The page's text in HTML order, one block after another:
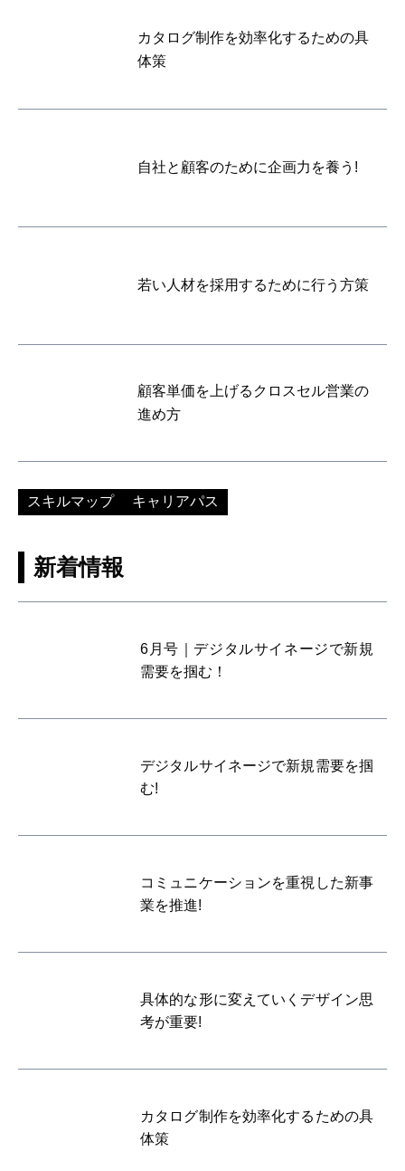
カタログ制作を効率化するための具
体策
自社と顧客のために企画力を養う!
若い人材を採用するために行う方策
顧客単価を上げるクロスセル営業の
進め方
スキルマップ キャリアパス
新着情報
6月号｜デジタルサイネージで新規
需要を掴む！
デジタルサイネージで新規需要を掴
む!
コミュニケーションを重視した新事
業を推進!
具体的な形に変えていくデザイン思
考が重要!
カタログ制作を効率化するための具
体策